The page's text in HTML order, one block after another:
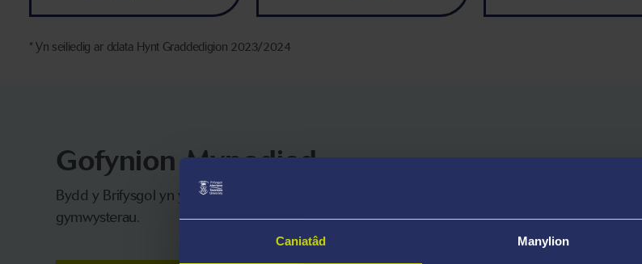
Caniatâd Manylion
* Yn seiliedig ar ddata Hynt Graddedigion 2023/2024
Gofynion Mynediad
Bydd y Brifysgol yn ystyried ceisiadau gan fyfyrwyr sy'n cynnig ystod eang o
gymwysterau.